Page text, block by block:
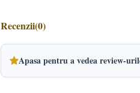
Recenzii(0)
Apasa pentru a vedea review-